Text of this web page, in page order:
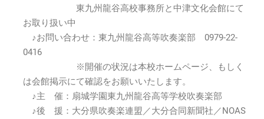
吹
楽
第
回
コ
ン
東九州龍谷高校事務所と中津文化会館にて
お取り扱い中
♪お問い合わせ：東九州龍谷高等吹奏楽部 0979-22-
0416
※開催の状況は本校ホームページ、もしく
は会館掲示にて確認をお願いいたします。
♪主 催：扇城学園東九州龍谷高等学校吹奏楽部
♪後 援：大分県吹奏楽連盟／大分合同新聞社／NOAS